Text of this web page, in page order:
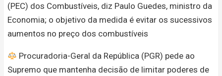
(PEC) dos Combustíveis, diz Paulo Guedes, ministro da
Economia; o objetivo da medida é evitar os sucessivos
aumentos no preço dos combustíveis
Procuradoria-Geral da República (PGR) pede ao
Supremo que mantenha decisão de limitar poderes de